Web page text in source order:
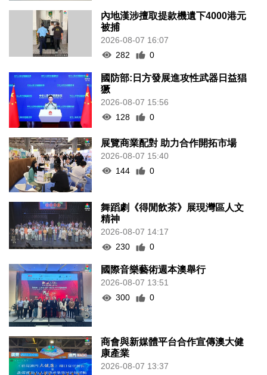
被捕
2026-08-07 16:07
282
0
獗
2026-08-07 15:56
128
0
2026-08-07 15:40
144
0
精神
2026-08-07 14:17
230
0
2026-08-07 13:51
300
0
康產業
2026-08-07 13:37
263
0